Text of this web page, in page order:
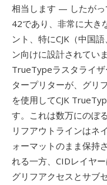
相当します — したが
42であり、非常に大き
ント、特にCJK（中国
ン向けに設計されてい
TrueTypeラスタライ
タープリターが、グリ
を使用してCJK
す。これは数万にのぼ
リフアウトラインはネ
ォーマットのまま保持
れる一方、CIDレイヤ
グリフアクセスとサブ